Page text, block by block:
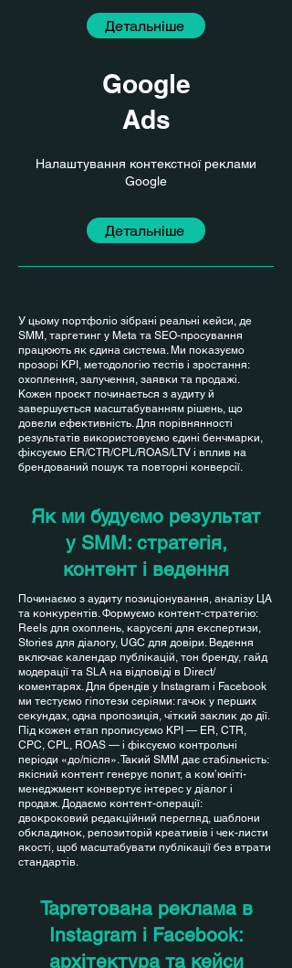
Детальніше
Google
Ads
Налаштування контекстної реклами
Google
Детальніше
У цьому портфоліо зібрані реальні кейси, де
SMM, таргетинг у Meta та SEO-просування
працюють як єдина система. Ми показуємо
прозорі KPI, методологію тестів і зростання:
охоплення, залучення, заявки та продажі.
Кожен проєкт починається з аудиту й
завершується масштабуванням рішень, що
довели ефективність. Для порівнянності
результатів використовуємо єдині бенчмарки,
фіксуємо ER/CTR/CPL/ROAS/LTV і вплив на
брендований пошук та повторні конверсії.
Як ми будуємо результат
у SMM: стратегія,
контент і ведення
Починаємо з аудиту позиціонування, аналізу ЦА
та конкурентів. Формуємо контент-стратегію:
Reels для охоплень, каруселі для експертизи,
Stories для діалогу, UGC для довіри. Ведення
включає календар публікацій, тон бренду, гайд
модерації та SLA на відповіді в Direct/
коментарях. Для брендів у Instagram і Facebook
ми тестуємо гіпотези серіями: гачок у перших
секундах, одна пропозиція, чіткий заклик до дії.
Під кожен етап прописуємо KPI — ER, CTR,
CPC, CPL, ROAS — і фіксуємо контрольні
періоди «до/після». Такий SMM дає стабільність:
якісний контент генерує попит, а ком’юніті-
менеджмент конвертує інтерес у діалог і
продаж. Додаємо контент-операції:
двокроковий редакційний перегляд, шаблони
обкладинок, репозиторій креативів і чек-листи
якості, щоб масштабувати публікації без втрати
стандартів.
Таргетована реклама в
Instagram і Facebook:
архітектура та кейси